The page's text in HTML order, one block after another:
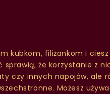
kubkom, filiżankom i
że korzystanie z
czy innych napojów, ale
Możesz